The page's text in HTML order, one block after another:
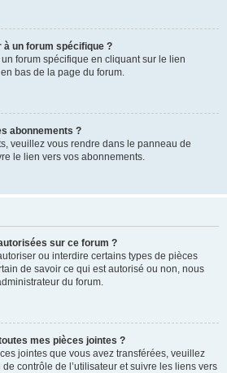
à un forum spécifique ?
forum spécifique en cliquant sur le lien
bas de la page du forum.
abonnements ?
veuillez vous rendre dans le panneau de
le lien vers vos abonnements.
sur ce forum ?
ou interdire certains types de pièces
de savoir ce qui est autorisé ou non, nous
du forum.
mes pièces jointes ?
jointes que vous avez transférées, veuillez
contrôle de l’utilisateur et suivre les liens vers